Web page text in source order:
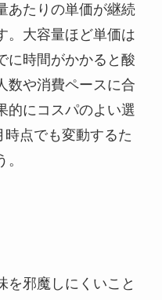
あたりの単価が継続
。大容量ほど単価は
に時間がかかると酸
数や消費ペースに合
的にコスパのよい選
点でも変動するた
を邪魔しにくいこと